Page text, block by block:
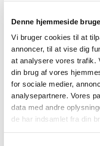
Denne hjemmeside
Vi bruger cookies til at
annoncer, til at vise dig
at analysere vores trafik.
din brug af vores
for sociale medier,
analysepartnere. Vores
data med andre
de har indsamlet fra din
Vi spørger, fordi det
at Microsoft tager
de IKKE.
Det er dit ansvar at
forretningskritiske
pga. brugerfejl,
hackerangreb.